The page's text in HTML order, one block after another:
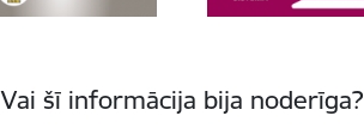
Vai šī informācija bija noderīga?